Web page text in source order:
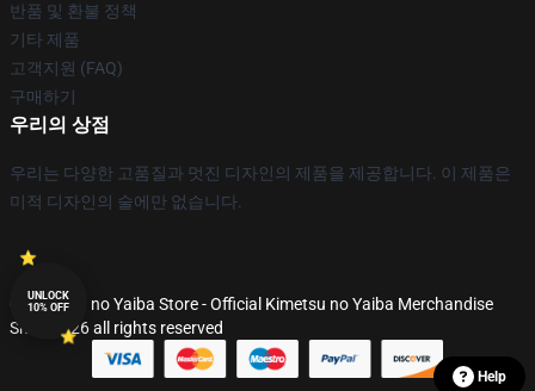
반품 및 환불 정책
기타 제품
고객지원 (FAQ)
구매하기
우리의 상점
우리는 다양한 고품질과 멋진 디자인의 제품을 제공합니다. 이 제품은
미적 디자인의 술에만 없습니다.
© Kimetsu no Yaiba Store - Official Kimetsu no Yaiba Merchandise
Shop 2026 all rights reserved
Help
UNLOCK
10% OFF